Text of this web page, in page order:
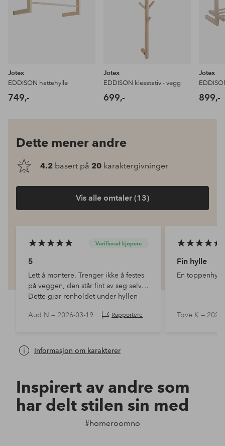
Jotex
EDDISON hattehylle
749,-
Jotex
EDDISON klesstativ - vegg
699,-
Jotex
899,-
Dette mener andre
4.2 basert på 20 karaktergivninger
Vis alle omtaler (13)
Verifierad kjøpere
5
Lett å montere. Trenger ikke å festes
på veggen, den står fint av seg selv.
Dette gjør renholdet under hyllen
Aud N — 2026-03-19 Rapportere
Fin hylle
En
Tove K —
Informasjon om karakterer
Inspirert av andre som
har delt stilen sin med
#homeroomno